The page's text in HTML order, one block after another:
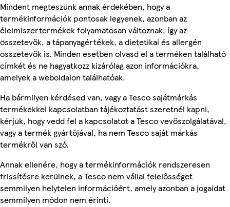
Mindent megteszünk annak érdekében, hogy a
termékinformációk pontosak legyenek, azonban az
élelmiszertermékek folyamatosan változnak, így az
összetevők, a tápanyagértékek, a dietetikai és allergén
összetevők is. Minden esetben olvasd el a terméken található
címkét és ne hagyatkozz kizárólag azon információkra,
amelyek a weboldalon találhatóak.
Ha bármilyen kérdésed van, vagy a Tesco sajátmárkás
termékekkel kapcsolatban tájékoztatást szeretnél kapni,
kérjük, hogy vedd fel a kapcsolatot a Tesco vevőszolgálatával,
vagy a termék gyártójával, ha nem Tesco saját márkás
termékről van szó.
Annak ellenére, hogy a termékinformációk rendszeresen
frissítésre kerülnek, a Tesco nem vállal felelősséget
semmilyen helytelen információért, amely azonban a jogaidat
semmilyen módon nem érinti.